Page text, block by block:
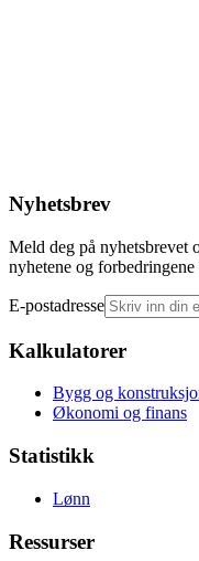
Nyhetsbrev
Meld deg på nyhetsbrevet
nyhetene og forbedringene
E-postadresse
Kalkulatorer
Bygg og
Økonomi og finans
Statistikk
Lønn
Ressurser